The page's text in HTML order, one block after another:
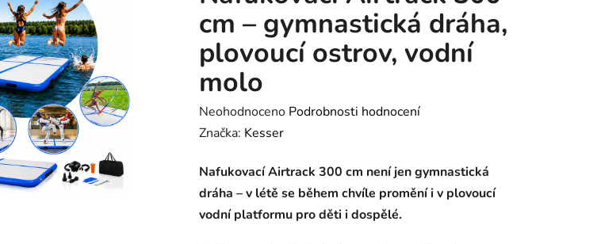
cm – gymnastická dráha,
plovoucí ostrov, vodní
molo
Průměrné
hodnocení
je
0,0
z
Neohodnoceno Podrobnosti hodnocení
Značka: Kesser
Nafukovací Airtrack 300 cm není jen gymnastická
dráha – v létě se během chvíle promění i v plovoucí
vodní platformu pro děti i dospělé.